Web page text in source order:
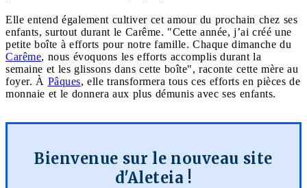
Elle entend également cultiver cet amour du prochain chez ses
enfants, surtout durant le Carême. "Cette année, j’ai créé une
petite boîte à efforts pour notre famille. Chaque dimanche du
Carême, nous évoquons les efforts accomplis durant la
semaine et les glissons dans cette boîte", raconte cette mère au
foyer. À Pâques, elle transformera tous ces efforts en pièces de
monnaie et le donnera aux plus démunis avec ses enfants.
Bienvenue sur le nouveau site
d'Aleteia !